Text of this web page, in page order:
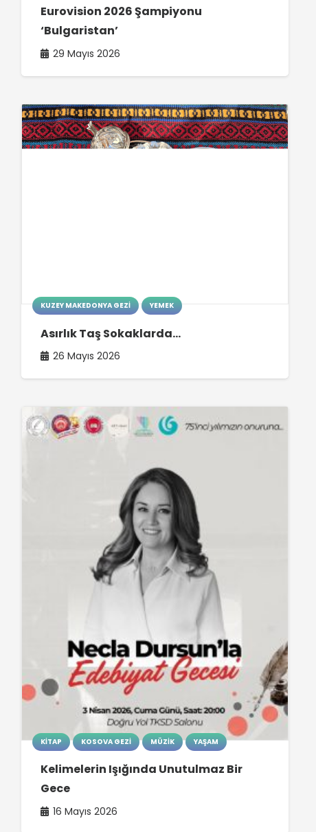
Eurovision 2026 Şampiyonu
‘Bulgaristan’
29 Mayıs 2026
KUZEY MAKEDONYA GEZI YEMEK
Asırlık Taş Sokaklarda…
26 Mayıs 2026
KITAP KOSOVA GEZI MÜZIK YAŞAM
Kelimelerin Işığında Unutulmaz Bir
Gece
16 Mayıs 2026